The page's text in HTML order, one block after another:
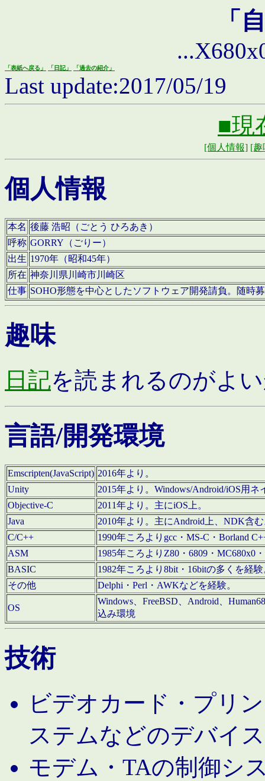
「
「表紙へ戻る」 「日記」 「過去の紹介」
Last update:2017/05/19
■現
[個人情報] [趣
個人情報
本名 後藤 浩昭（ごとう ひろあき）
呼称 GORRY（ごりー）
出生 1970年（昭和45年）
所在 神奈川県川崎市川崎区
仕事 SOHO形態を中心としたソフトウェア開発請負。随時
趣味
日記を読まれるのがよ
言語/開発環境
Emscripten(JavaScript) 2016年より。
Unity
2015年より。Windows/Android/iOS用
Objective-C
2011年より。主にiOS上。
Java
2010年より。主にAndroid上、NDK含
C/C++
1990年ころよりgcc・MS-C・Borland
ASM
1985年ころよりZ80・6809・MC680x0
BASIC
1982年ころより8bit・16bitの多くを経
その他
Delphi・Perl・AWKなどを経験。
OS
Windows、FreeBSD、Android、
込み環境
技術
ビデオカード・プリ
ステムなどのデバイ
モデム・TAの制御シ